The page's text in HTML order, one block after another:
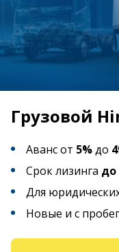
Грузовой
Аванс от 5%до
Срок лизинга до
Для
Новые и с